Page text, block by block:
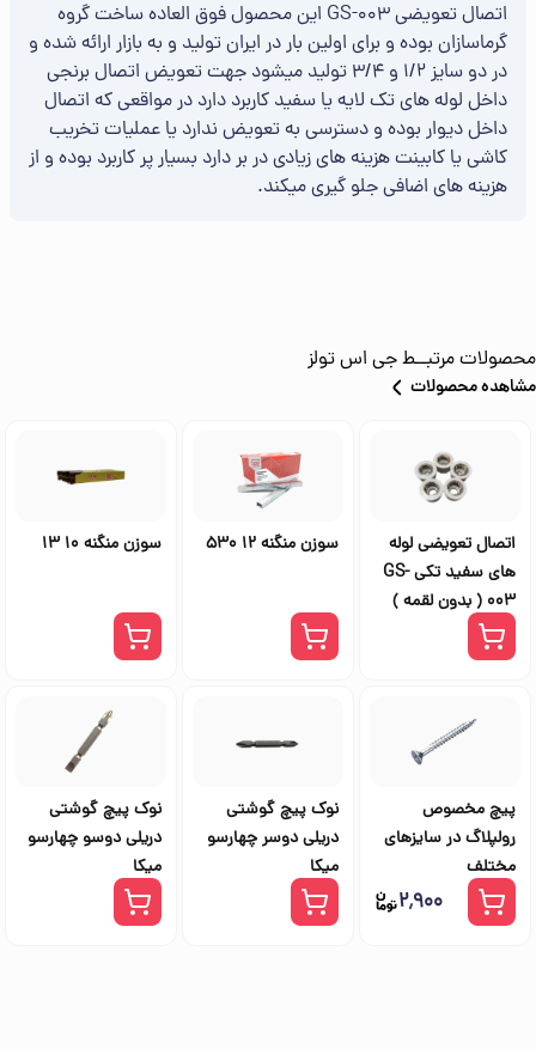
اتصال تعویضی GS-003 این محصول فوق العاده ساخت گروه
گرماسازان بوده و برای اولین بار در ایران تولید و به بازار ارائه شده و
در دو سایز 1/2 و 3/4 تولید میشود جهت تعویض اتصال برنجی
داخل لوله های تک لایه یا سفید کاربرد دارد در مواقعی که اتصال
داخل دیوار بوده و دسترسی به تعویض ندارد یا عملیات تخریب
کاشی یا کابینت هزینه های زیادی در بر دارد بسیار پر کاربرد بوده و از
هزینه های اضافی جلو گیری میکند.
محصولات مرتبــطجی اس تولز
مشاهده محصولات
اتصال تعویضی لوله
های سفید تکی GS-
003 ( بدون لقمه )
سوزن منگنه 12 530 سوزن منگنه 10 13
پیچ مخصوص
رولپلاگ در سایزهای
مختلف
۲٬۹۰۰
نوک پیچ گوشتی
دریلی دوسر چهارسو
میکا
نوک پیچ گوشتی
دریلی دوسو چهارسو
میکا